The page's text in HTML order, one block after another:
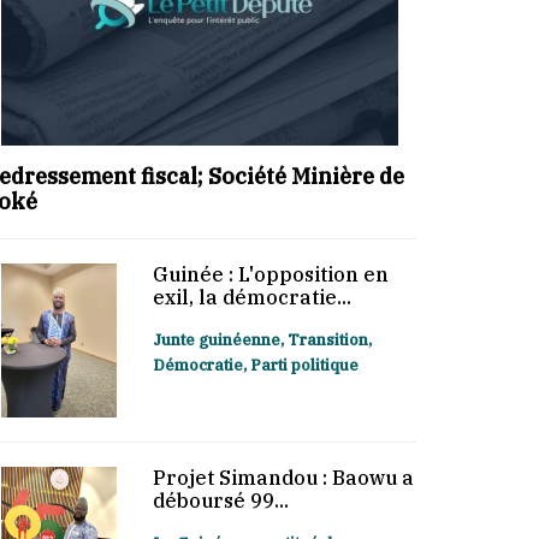
fiscal; Société Minière de
Guinée : L'opposition en
exil, la démocratie...
Junte guinéenne, Transition,
Démocratie, Parti politique
Projet Simandou : Baowu a
déboursé 99...